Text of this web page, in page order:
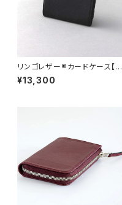
リンゴレザー®︎カードケース【送
料無料】
¥13,300